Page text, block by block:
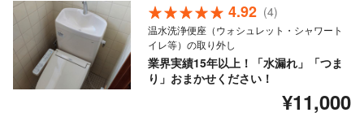
4.92 (4)
温水洗浄便座（ウォシュレット・シャワート
イレ等）の取り外し
業界実績15年以上！「水漏れ」「つま
り」おまかせください！
¥11,000